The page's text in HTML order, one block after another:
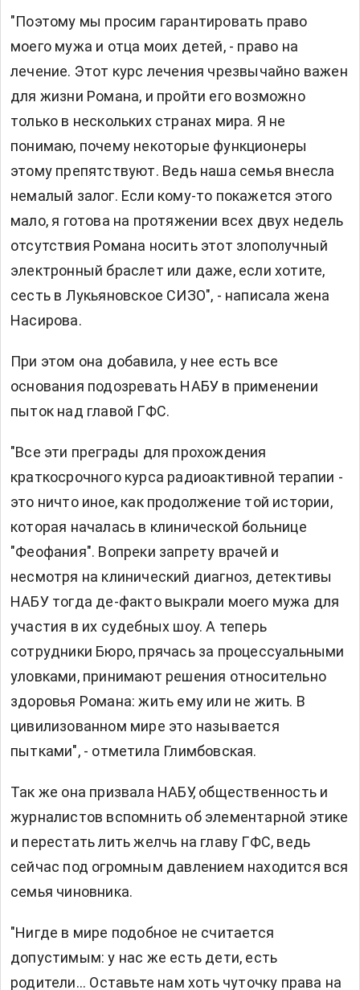
"Поэтому мы просим гарантировать право
моего мужа и отца моих детей, - право на
лечение. Этот курс лечения чрезвычайно важен
для жизни Романа, и пройти его возможно
только в нескольких странах мира. Я не
понимаю, почему некоторые функционеры
этому препятствуют. Ведь наша семья внесла
немалый залог. Если кому-то покажется этого
мало, я готова на протяжении всех двух недель
отсутствия Романа носить этот злополучный
электронный браслет или даже, если хотите,
сесть в Лукьяновское СИЗО", - написала жена
Насирова.
При этом она добавила, у нее есть все
основания подозревать НАБУ в применении
пыток над главой ГФС.
"Все эти преграды для прохождения
краткосрочного курса радиоактивной терапии -
это ничто иное, как продолжение той истории,
которая началась в клинической больнице
"Феофания". Вопреки запрету врачей и
несмотря на клинический диагноз, детективы
НАБУ тогда де-факто выкрали моего мужа для
участия в их судебных шоу. А теперь
сотрудники Бюро, прячась за процессуальными
уловками, принимают решения относительно
здоровья Романа: жить ему или не жить. В
цивилизованном мире это называется
пытками", - отметила Глимбовская.
Так же она призвала НАБУ, общественность и
журналистов вспомнить об элементарной этике
и перестать лить желчь на главу ГФС, ведь
сейчас под огромным давлением находится вся
семья чиновника.
"Нигде в мире подобное не считается
допустимым: у нас же есть дети, есть
родители... Оставьте нам хоть чуточку права на